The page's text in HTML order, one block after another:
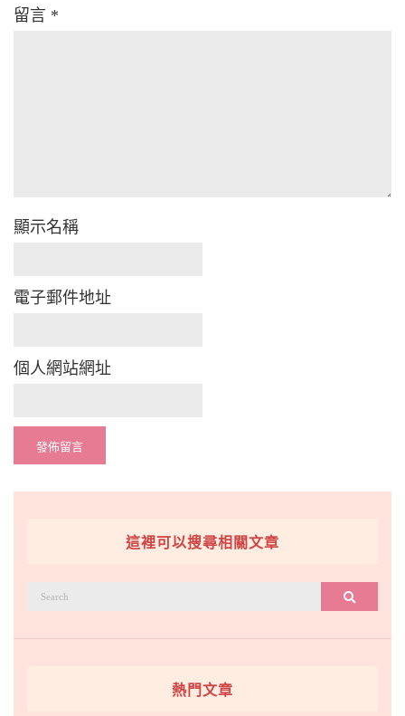
留言 *
顯示名稱
電子郵件地址
個人網站網址
這裡可以搜尋相關文章
搜尋
熱門文章